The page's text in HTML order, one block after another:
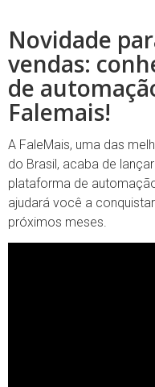
Novidade
vendas:
de
Falemais!
A FaleMais, uma das
do Brasil, acaba de
plataforma de
ajudará você a
próximos meses.